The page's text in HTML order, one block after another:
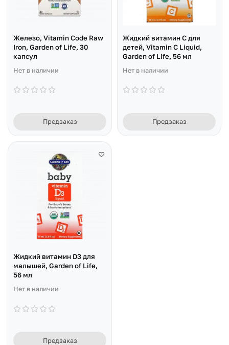
Железо, Vitamin Code Raw
Iron, Garden of Life, 30
капсул
Нет в наличии
Предзаказ
Жидкий витамин C для
детей, Vitamin C Liquid,
Garden of Life, 56 мл
Нет в наличии
Предзаказ
Жидкий витамин D3 для
малышей, Garden of Life,
56 мл
Нет в наличии
Предзаказ